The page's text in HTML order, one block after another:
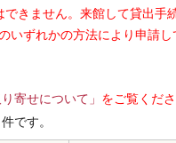
きません。来館して貸出手
いずれかの方法により申請し
寄せについて」 をご覧くだ
件です。